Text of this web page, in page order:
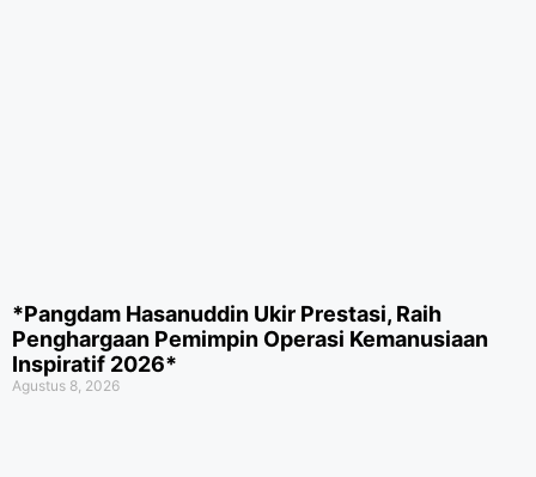
*Pangdam Hasanuddin Ukir Prestasi, Raih
Penghargaan Pemimpin Operasi Kemanusiaan
Inspiratif 2026*
Agustus 8, 2026